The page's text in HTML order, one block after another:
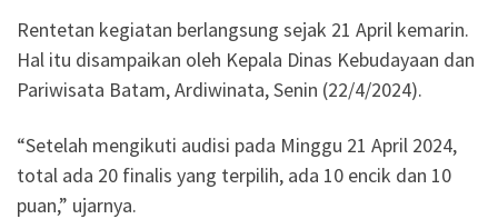
Rentetan kegiatan berlangsung sejak 21 April kemarin.
Hal itu disampaikan oleh Kepala Dinas Kebudayaan dan
Pariwisata Batam, Ardiwinata, Senin (22/4/2024).
“Setelah mengikuti audisi pada Minggu 21 April 2024,
total ada 20 finalis yang terpilih, ada 10 encik dan 10
puan,” ujarnya.